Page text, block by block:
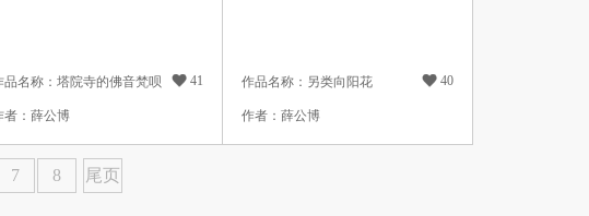
品名称：塔院寺的佛音梵呗  41
者：薛公博
作品名称：另类向阳花  40
作者：薛公博
7 8 尾页